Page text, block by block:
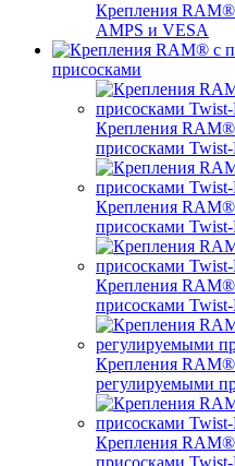
Крепления
AMPS и VESA
присосками
Крепления
присосками
Крепления
присосками
Крепления
присосками
Крепления
регулируемыми
Крепления
присосками